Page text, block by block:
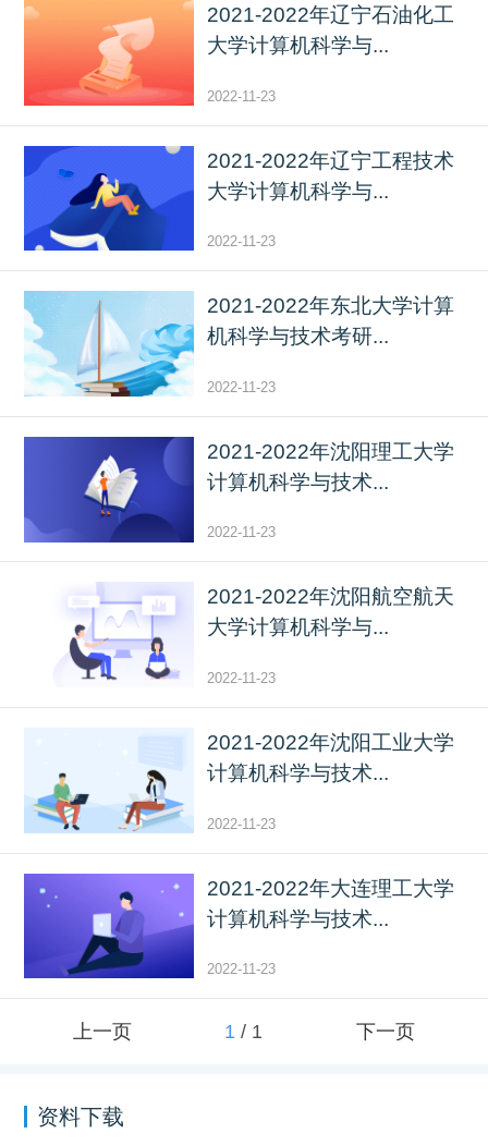
2021-2022年辽宁石油化工
大学计算机科学与...
2022-11-23
2021-2022年辽宁工程技术
大学计算机科学与...
2022-11-23
2021-2022年东北大学计算
机科学与技术考研...
2022-11-23
2021-2022年沈阳理工大学
计算机科学与技术...
2022-11-23
2021-2022年沈阳航空航天
大学计算机科学与...
2022-11-23
2021-2022年沈阳工业大学
计算机科学与技术...
2022-11-23
2021-2022年大连理工大学
计算机科学与技术...
2022-11-23
上一页 1 / 1 下一页
资料下载